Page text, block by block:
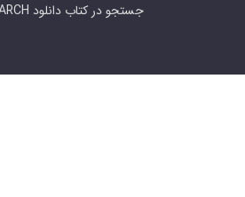
SEARCH جستجو در کتاب دانلود